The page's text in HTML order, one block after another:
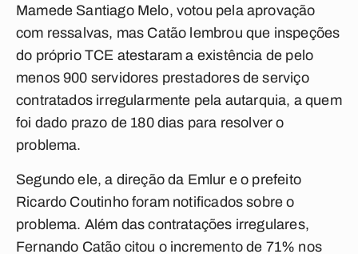
Mamede Santiago Melo, votou pela aprovação
com ressalvas, mas Catão lembrou que inspeções
do próprio TCE atestaram a existência de pelo
menos 900 servidores prestadores de serviço
contratados irregularmente pela autarquia, a quem
foi dado prazo de 180 dias para resolver o
problema.
Segundo ele, a direção da Emlur e o prefeito
Ricardo Coutinho foram notificados sobre o
problema. Além das contratações irregulares,
Fernando Catão citou o incremento de 71% nos